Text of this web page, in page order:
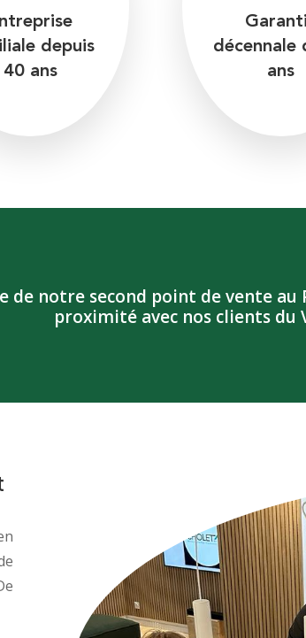
depuis
40 ans
décennale
ans
de notre second point de vente
proximité avec nos clients du